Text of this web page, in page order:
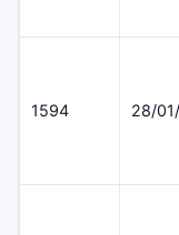
1594 28/